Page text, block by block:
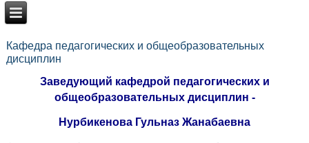
Кафедра педагогических и общеобразовательных
дисциплин
Заведующий кафедрой педагогических и
общеобразовательных дисциплин -
Нурбикенова Гульназ Жанабаевна